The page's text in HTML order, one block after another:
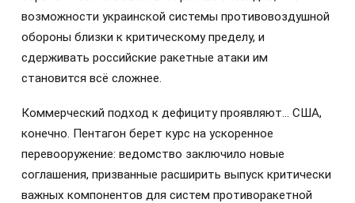
возможности украинской системы противовоздушной
обороны близки к критическому пределу, и
сдерживать российские ракетные атаки им
становится всё сложнее.
Коммерческий подход к дефициту проявляют… США,
конечно. Пентагон берет курс на ускоренное
перевооружение: ведомство заключило новые
соглашения, призванные расширить выпуск критически
важных компонентов для систем противоракетной